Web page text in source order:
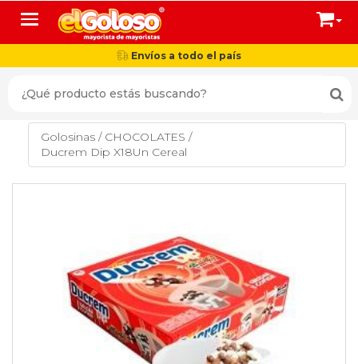
Toggle navigation
Envíos a todo el país
Golosinas / CHOCOLATES /
Ducrem Dip X18Un Cereal